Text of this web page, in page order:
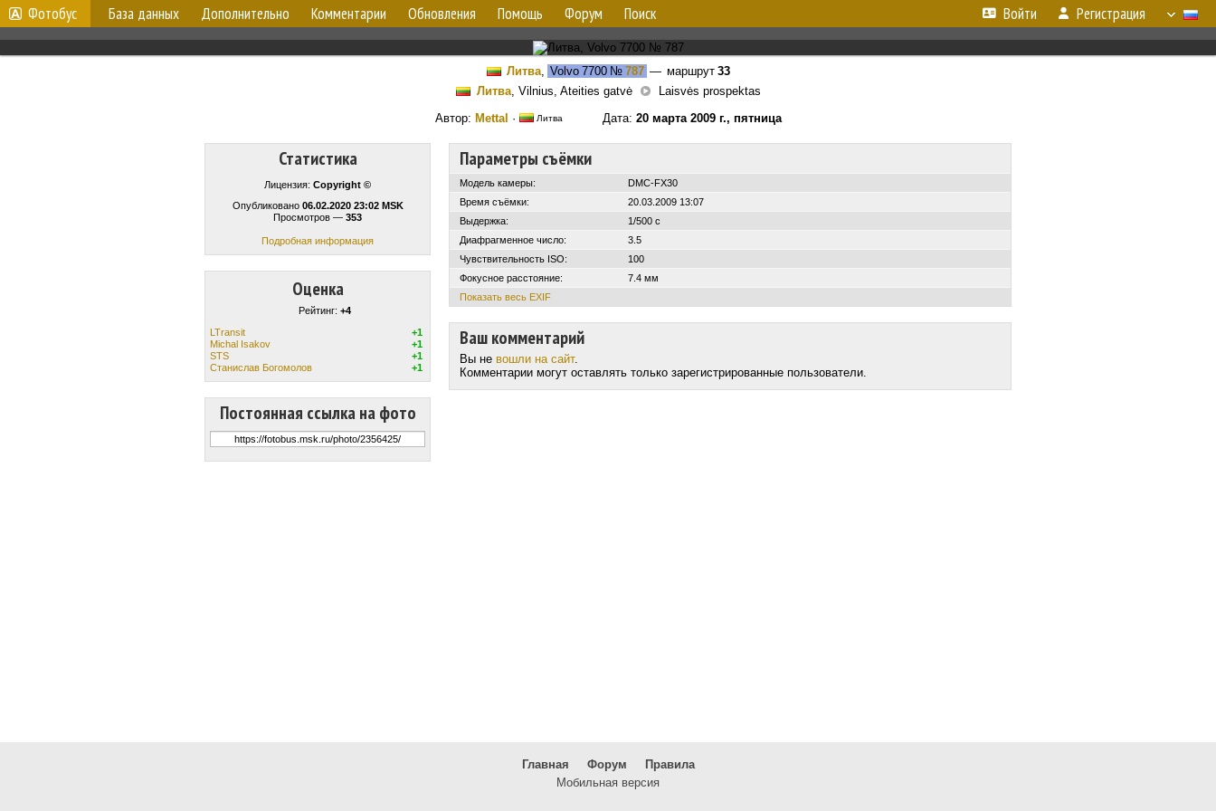
Фотобус База данных Дополнительно Комментарии Обновления Помощь Форум Поиск Войти Регистрация
Литва, Volvo 7700№ 787 — маршрут 33
Литва, Vilnius, Ateities gatvė
Laisvės prospektas
Автор: Mettal · ЛитваДата: 20 марта 2009 г., пятница
Статистика
Лицензия: Copyright ©
Опубликовано 06.02.2020 23:02 MSK
Просмотров — 353
Подробная информация
Оценка
Рейтинг: +4
LTransit
+1
Michal Isakov
+1
STS
+1
Станислав Богомолов
+1
Постоянная ссылка на фото
Параметры съёмки
Модель камеры:
DMC-FX30
Время съёмки:
20.03.2009 13:07
Выдержка:
1/500 с
Диафрагменное число:
3.5
Чувствительность ISO:
100
Фокусное расстояние:
7.4 мм
Показать весь EXIF
Ваш комментарий
Вы не вошли на сайт.
Комментарии могут оставлять только зарегистрированные пользователи.
Главная Форум
Правила
Мобильная версия